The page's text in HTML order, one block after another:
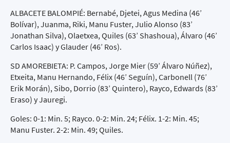
ALBACETE BALOMPIÉ: Bernabé, Djetei, Agus Medina (46’
Bolívar), Juanma, Riki, Manu Fuster, Julio Alonso (83’
Jonathan Silva), Olaetxea, Quiles (63’ Shashoua), Álvaro (46’
Carlos Isaac) y Glauder (46’ Ros).
SD AMOREBIETA: P. Campos, Jorge Mier (59’ Álvaro Núñez),
Etxeita, Manu Hernando, Félix (46’ Seguín), Carbonell (76’
Erik Morán), Sibo, Dorrio (83’ Quintero), Rayco, Edwards (83’
Eraso) y Jauregi.
Goles: 0-1: Min. 5; Rayco. 0-2: Min. 24; Félix. 1-2: Min. 45;
Manu Fuster. 2-2: Min. 49; Quiles.